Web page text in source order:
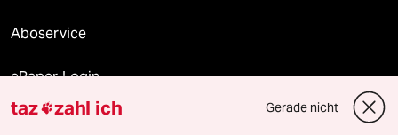
Aboservice
ePaper Login
Downloads für Abonnierende
taz zahl ich Gerade nicht